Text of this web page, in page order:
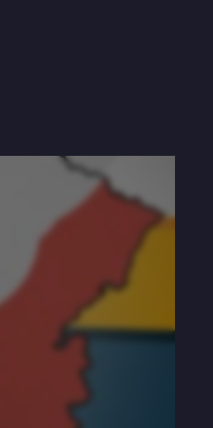
CO2 - Le Monde